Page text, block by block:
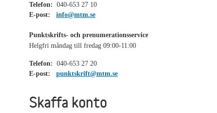
Telefon: 040-653 27 10
E-post:
info@mtm.se
Punktskrifts- och prenumerationsservice
Helgfri måndag till fredag 09:00-11:00
Telefon: 040-653 27 20
E-post:
punktskrift@mtm.se
Skaffa konto